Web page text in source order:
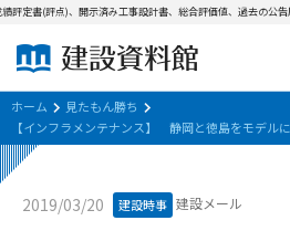
建設資料館とは
東京都の入札資料
国土交通省の入札資料
定書(評点)、開示済み工事設計書、総合評価値、過去の公告
ホーム
見たもん勝ち
【インフラメンテナンス】 静岡と徳島をモデル
2019/03/20 建設時事 建設メール